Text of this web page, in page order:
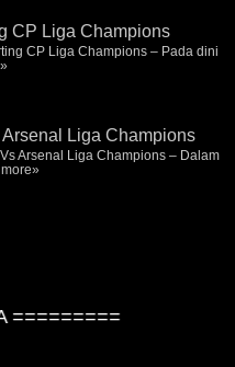
CP Liga Champions
CP Liga Champions – Pada dini
Liga Champions
Arsenal Liga Champions – Dalam
more»